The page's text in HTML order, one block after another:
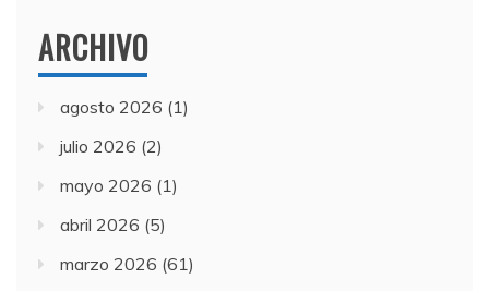
ARCHIVO
agosto 2026 (1)
julio 2026 (2)
mayo 2026 (1)
abril 2026 (5)
marzo 2026 (61)